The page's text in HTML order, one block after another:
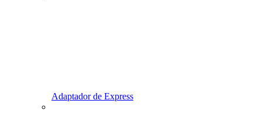
Adaptador de Express